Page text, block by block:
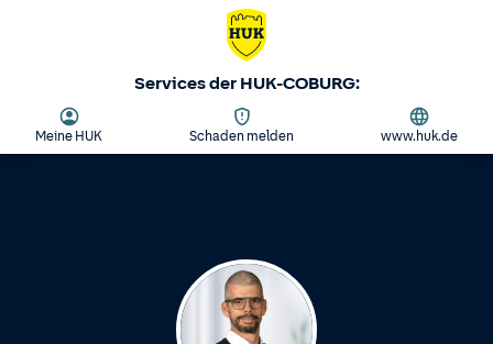
Services der HUK-COBURG:
Meine HUK Schaden melden www.huk.de